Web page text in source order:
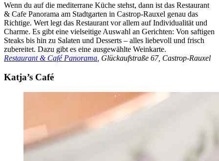
Wenn du auf die mediterrane Küche stehst, dann ist das Restaurant
& Cafe Panorama am Stadtgarten in Castrop-Rauxel genau das
Richtige. Wert legt das Restaurant vor allem auf Individualität und
Charme. Es gibt eine vielseitige Auswahl an Gerichten: Von saftigen
Steaks bis hin zu Salaten und Desserts – alles liebevoll und frisch
zubereitet. Dazu gibt es eine ausgewählte Weinkarte.
Restaurant & Café Panorama , Glückaufstraße 67, Castrop-Rauxel
Katja’s Café